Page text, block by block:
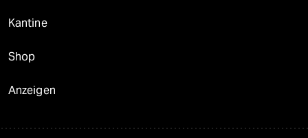
Kantine
Shop
Anzeigen